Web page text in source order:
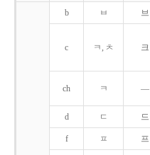
b ㅂ 브
c ㅋ, ㅊ 크
ch ㅋ ―
d ㄷ 드
f ㅍ 프